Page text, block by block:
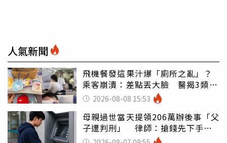
人氣新聞
飛機餐發這果汁爆「廁所之亂」？
乘客崩潰：差點丟大臉 醫揭3類人
別亂喝
2026-08-08 15:53
母親過世當天提領206萬辦後事「父
子遭判刑」 律師：搶錢先下手是
罪